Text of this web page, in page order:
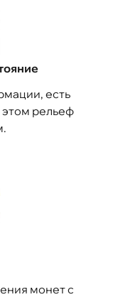
есть
рельеф
монет с